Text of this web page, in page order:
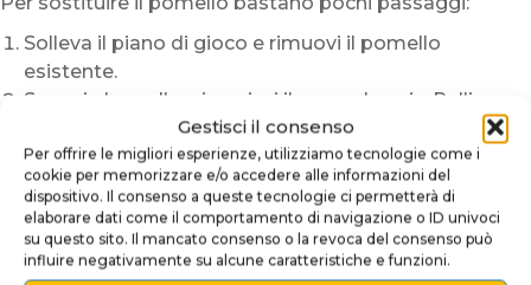
Gestisci il consenso
Per offrire le migliori esperienze, utilizziamo tecnologie come i
cookie per memorizzare e/o accedere alle informazioni del
dispositivo. Il consenso a queste tecnologie ci permetterà di
elaborare dati come il comportamento di navigazione o ID univoci
su questo sito. Il mancato consenso o la revoca del consenso può
influire negativamente su alcune caratteristiche e funzioni.
Solleva il piano di gioco e rimuovi il pomello
esistente.
Sgancia la molla e inserisci il nuovo Lancia-Palline
Riposiziona la molla, stringi e verifica la fluidità del
movimento.
Non servono attrezzi specifici: in pochi minuti otterrai
un look unico e pronto all’uso.